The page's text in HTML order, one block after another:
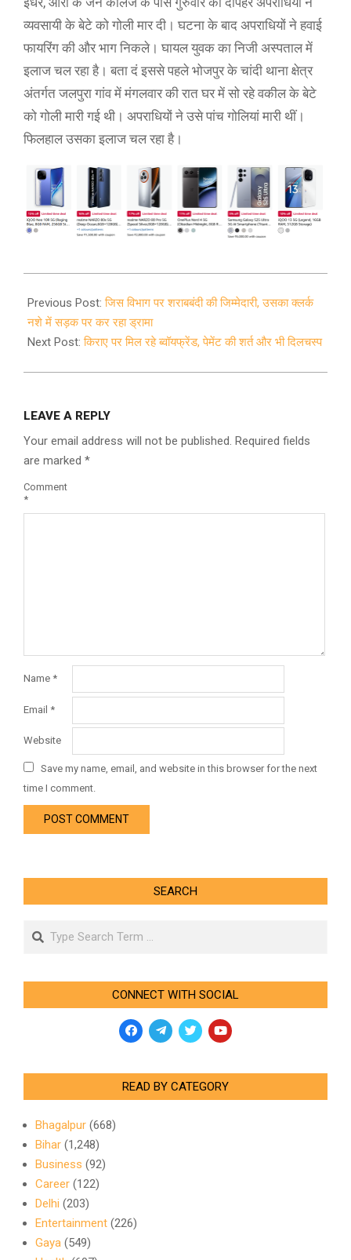
व्यवसायी के बेटे को गोली मार दी। घटना के बाद अपराधियों ने हवाई
फायरिंग की और भाग निकले। घायल युवक का निजी अस्पताल में
इलाज चल रहा है। बता दं इससे पहले भोजपुर के चांदी थाना क्षेत्र
अंतर्गत जलपुरा गांव में मंगलवार की रात घर में सो रहे वकील के बेटे
को गोली मारी गई थी। अपराधियों ने उसे पांच गोलियां मारी थीं।
फिलहाल उसका इलाज चल रहा है।
03-
18
Previous Post:जिस विभाग पर शराबबंदी की जिम्मेदारी, उसका क्लर्क
नशे में सड़क पर कर रहा ड्रामा
Next Post:किराए पर मिल रहे ब्वॉयफ्रेंड, पेमेंट की शर्त और भी दिलचस्प
LEAVE A REPLY
Your email address will not be published. Required fields
are marked *
Comment
*
Name *
Email *
Website
Save my name, email, and website in this browser for the next
time I comment.
SEARCH
Search
CONNECT WITH SOCIAL
READ BY CATEGORY
Bhagalpur (668)
Bihar (1,248)
Business (92)
Career (122)
Delhi (203)
Entertainment (226)
Gaya (549)